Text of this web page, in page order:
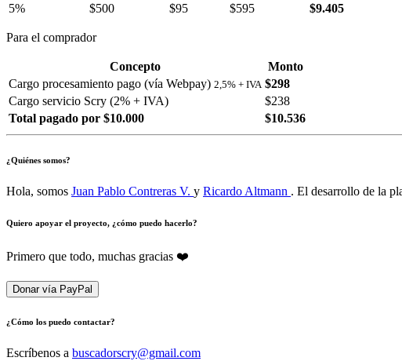
5%
$500 $95 $595 $9.405
Para el comprador
Concepto
Monto
Cargo procesamiento pago (vía Webpay) 2,5% + IVA $298
Cargo servicio Scry (2% + IVA)
$238
Total pagado por $10.000
$10.536
¿Quiénes somos?
Hola, somos Juan Pablo Contreras V. y Ricardo Altmann . El desarrollo de la
Quiero apoyar el proyecto, ¿cómo puedo hacerlo?
Primero que todo, muchas gracias ❤️
Donar vía PayPal
¿Cómo los puedo contactar?
Escríbenos a buscadorscry@gmail.com